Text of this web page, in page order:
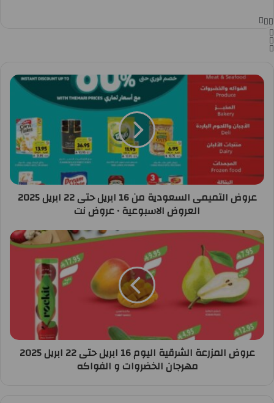
عروض التميمى السعودية من 16 ابريل حتى 22 ابريل 2025
العروض الاسبوعية • عروض نت
عروض المزرعة الشرقية اليوم 16 ابريل حتى 22 ابريل 2025
مهرجان الخضروات و الفواكه